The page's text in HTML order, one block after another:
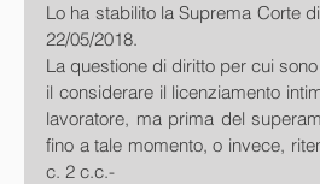
Lo ha stabilito la Suprema Corte
22/05/2018.
La questione di diritto per cui
il considerare il licenziamento
lavoratore, ma prima del
fino a tale momento, o invece,
c. 2 c.c.-